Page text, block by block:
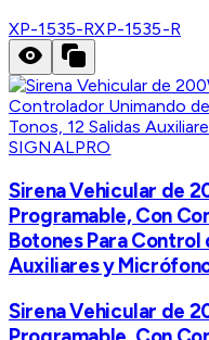
XP-1535-RXP-1535-R
SIGNALPRO
Sirena Vehicular de
Programable, Con
Botones Para Control
Auxiliares y
Sirena Vehicular de